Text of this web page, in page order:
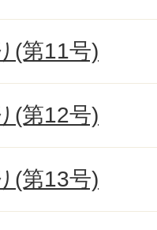
(第11号)
(第12号)
(第13号)